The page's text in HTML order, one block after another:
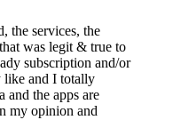
the services, the
was legit & true to
subscription and/or
like and I totally
and the apps are
my opinion and